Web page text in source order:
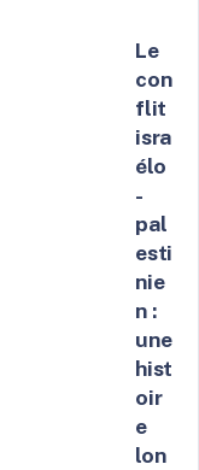
Le
con
flit
isra
élo
-
pal
esti
nie
n :
une
hist
oir
e
lon